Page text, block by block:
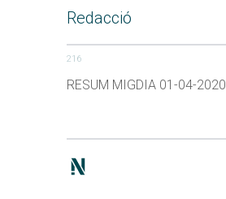
Redacció
216
RESUM MIGDIA 01-04-2020